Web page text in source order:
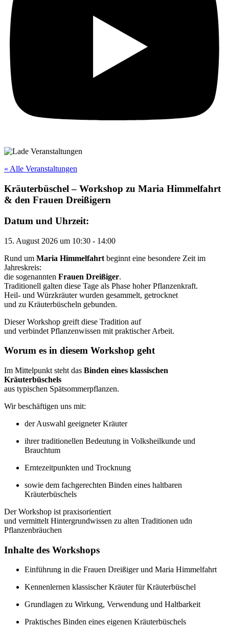
« Alle Veranstaltungen
Kräuterbüschel – Workshop zu Maria Himmelfahrt
& den Frauen Dreißigern
Datum und Uhrzeit:
15. August 2026 um 10:30 - 14:00
Rund um Maria Himmelfahrt beginnt eine besondere Zeit im
Jahreskreis:
die sogenannten Frauen Dreißiger.
Traditionell galten diese Tage als Phase hoher Pflanzenkraft.
Heil- und Würzkräuter wurden gesammelt, getrocknet
und zu Kräuterbüscheln gebunden.
Dieser Workshop greift diese Tradition auf
und verbindet Pflanzenwissen mit praktischer Arbeit.
Worum es in diesem Workshop geht
Im Mittelpunkt steht das Binden eines klassischen
Kräuterbüschels
aus typischen Spätsommerpflanzen.
Wir beschäftigen uns mit:
der Auswahl geeigneter Kräuter
ihrer traditionellen Bedeutung in Volksheilkunde und
Brauchtum
Erntezeitpunkten und Trocknung
sowie dem fachgerechten Binden eines haltbaren
Kräuterbüschels
Der Workshop ist praxisorientiert
und vermittelt Hintergrundwissen zu alten Traditionen udn
Pflanzenbräuchen
Inhalte des Workshops
Einführung in die Frauen Dreißiger und Maria Himmelfahrt
Kennenlernen klassischer Kräuter für Kräuterbüschel
Grundlagen zu Wirkung, Verwendung und Haltbarkeit
Praktisches Binden eines eigenen Kräuterbüschels